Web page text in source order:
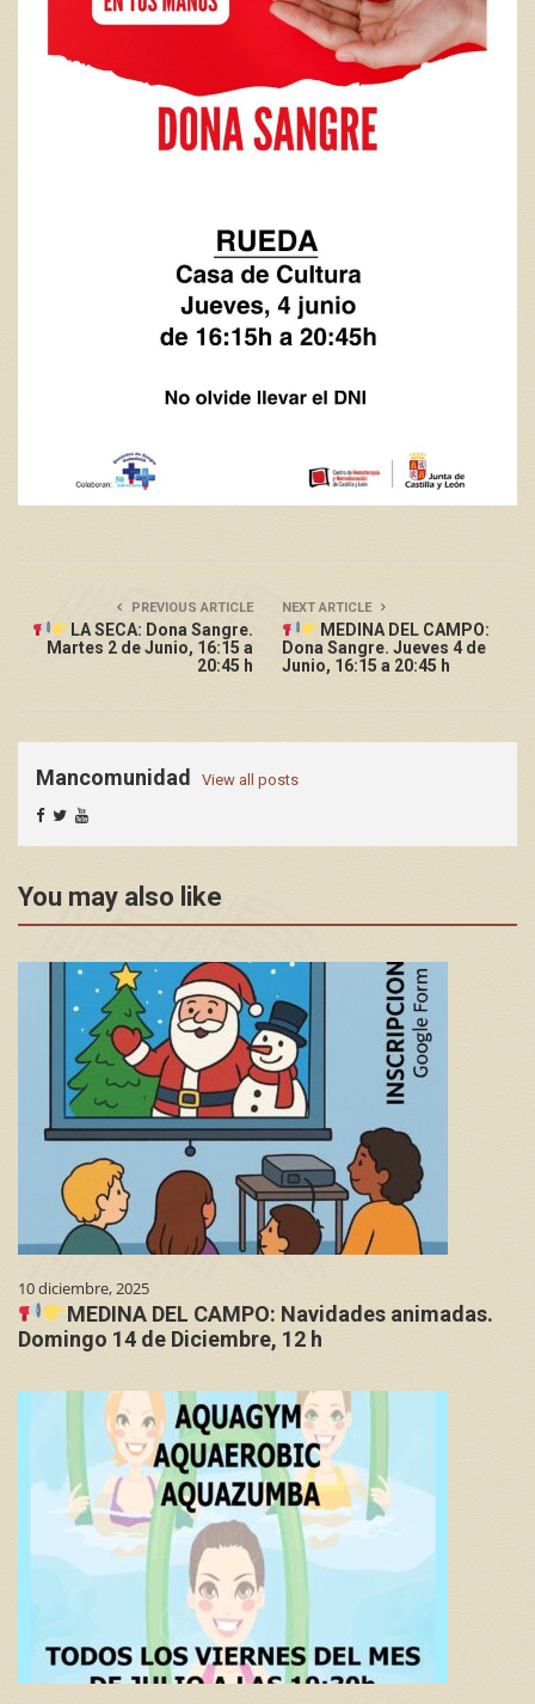
PREVIOUS ARTICLE
LA SECA: Dona Sangre.
Martes 2 de Junio, 16:15 a
20:45 h
NEXT ARTICLE
MEDINA DEL CAMPO:
Dona Sangre. Jueves 4 de
Junio, 16:15 a 20:45 h
Mancomunidad View all posts
You may also like
10 diciembre, 2025
MEDINA DEL CAMPO: Navidades animadas.
Domingo 14 de Diciembre, 12 h